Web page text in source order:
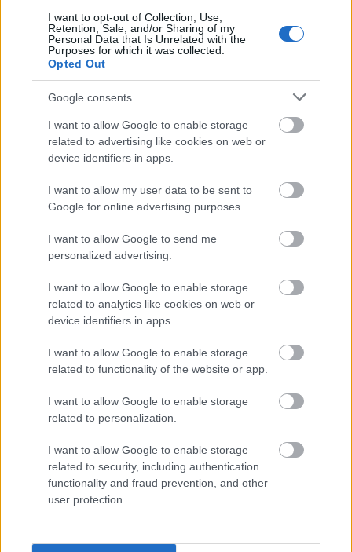
I want to opt-out of Collection, Use,
Retention, Sale, and/or Sharing of my
Personal Data that Is Unrelated with the
Purposes for which it was collected.
Opted Out
Google consents
I want to allow Google to enable storage
related to advertising like cookies on web or
device identifiers in apps.
I want to allow my user data to be sent to
Google for online advertising purposes.
I want to allow Google to send me
personalized advertising.
I want to allow Google to enable storage
related to analytics like cookies on web or
device identifiers in apps.
I want to allow Google to enable storage
related to functionality of the website or app.
I want to allow Google to enable storage
related to personalization.
I want to allow Google to enable storage
related to security, including authentication
functionality and fraud prevention, and other
user protection.
Megosztás
Küldés
Messengeren
Itt állíthatod be, hogy a Google
keresőben könnyebben megtaláld a
glamour.hu cikkeit
KARL LAGERFELD KOLLEKCIÓ DIVATHETEK